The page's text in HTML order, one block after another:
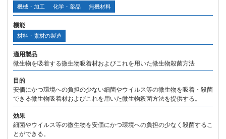
機械・加工 化学・薬品 無機材料
機能
材料・素材の製造
適用製品
微生物を吸着する微生物吸着材およびこれを用いた微生物殺菌方法
目的
安価にかつ環境への負担の少ない細菌やウイルス等の微生物を吸着・殺菌
できる微生物吸着材およびこれを用いた微生物殺菌方法を提供する。
効果
細菌やウイルス等の微生物を安価にかつ環境への負担の少なく殺菌するこ
とができる。